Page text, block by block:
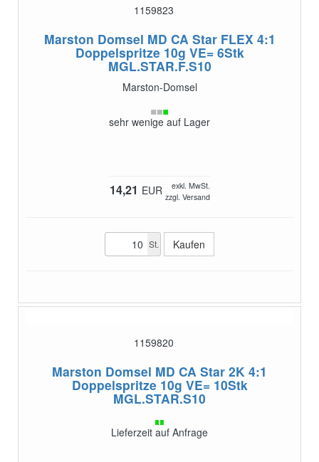
1159823
Marston Domsel MD CA Star FLEX 4:1
Doppelspritze 10g VE= 6Stk
MGL.STAR.F.S10
Marston-Domsel
sehr wenige auf Lager
14,21 EUR
exkl. MwSt.
zzgl. Versand
St.
1159820
Marston Domsel MD CA Star 2K 4:1
Doppelspritze 10g VE= 10Stk
MGL.STAR.S10
Lieferzeit auf Anfrage